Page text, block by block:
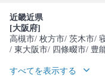
近畿近県
[大阪府]
高槻市/ 枚方市/ 茨木市/
/ 東大阪市/ 四條畷市/ 豊
すべてを表示する